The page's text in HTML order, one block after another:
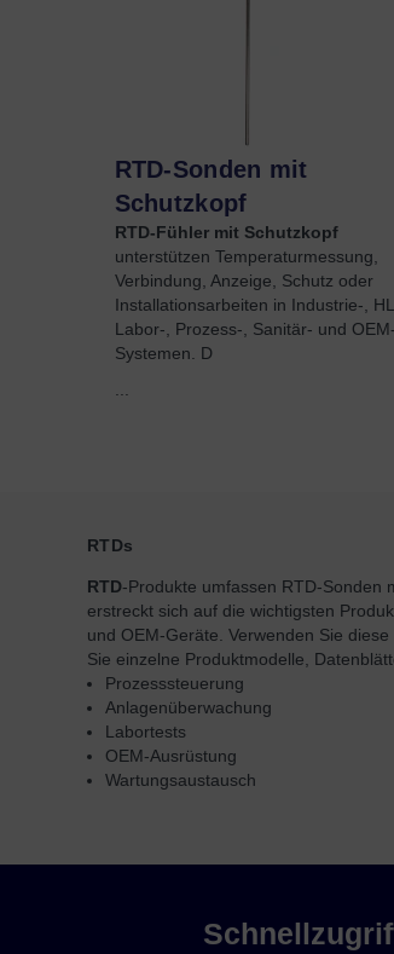
RTD-Sonden mit
Schutzkopf
RTD-Fühler mit Schutzkopf
unterstützen Temperaturmessung,
Verbindung, Anzeige, Schutz oder
Installationsarbeiten in Industrie-,
Labor-, Prozess-, Sanitär- und OEM-
Systemen. D
RTDs
RTD-Produkte umfassen RTD-Sonden
erstreckt sich auf die wichtigsten
und OEM-Geräte. Verwenden Sie
Sie einzelne Produktmodelle,
Prozesssteuerung
Anlagenüberwachung
Labortests
OEM-Ausrüstung
Wartungsaustausch